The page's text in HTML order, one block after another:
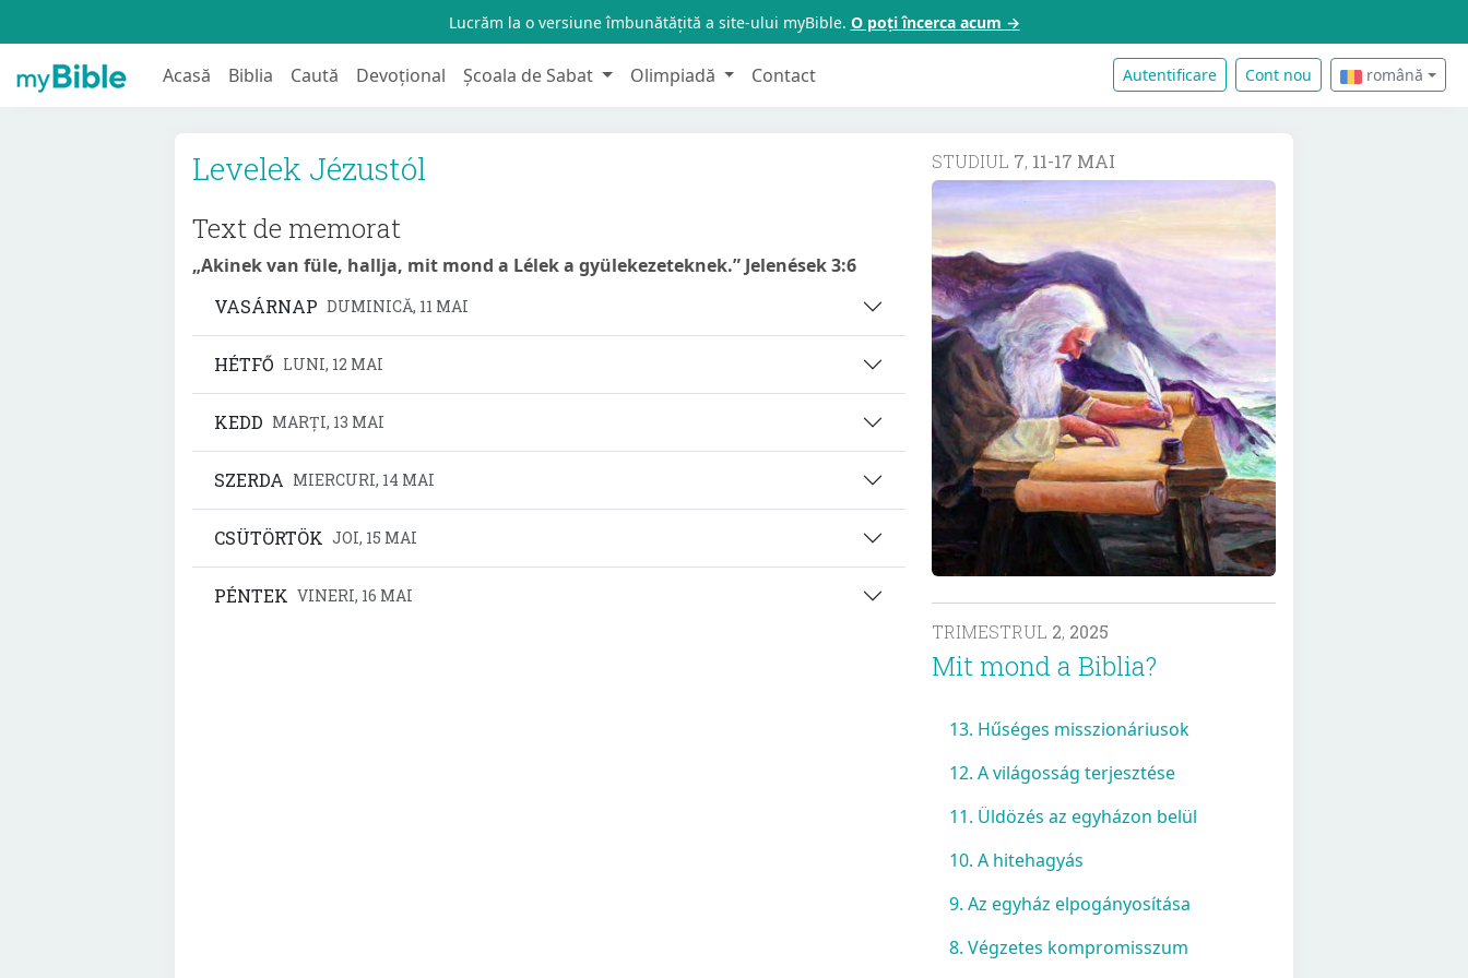
Lucrăm la o versiune îmbunătățită a site-ului myBible. O poți încerca acum →
Acasă Biblia Caută Devoțional Școala de Sabat Olimpiadă Contact Autentificare Cont nou română
Levelek Jézustól
Text de memorat
„Akinek van füle, hallja, mit mond a Lélek a gyülekezeteknek.” Jelenések 3:6
VASÁRNAP DUMINICĂ, 11 MAI
HÉTFŐ LUNI, 12 MAI
KEDD MARȚI, 13 MAI
SZERDA MIERCURI, 14 MAI
CSÜTÖRTÖK JOI, 15 MAI
PÉNTEK VINERI, 16 MAI
STUDIUL 7, 11-17 MAI
TRIMESTRUL 2, 2025
Mit mond a Biblia?
13. Hűséges misszionáriusok
12. A világosság terjesztése
11. Üldözés az egyházon belül
10. A hitehagyás
9. Az egyház elpogányosítása
8. Végzetes kompromisszum